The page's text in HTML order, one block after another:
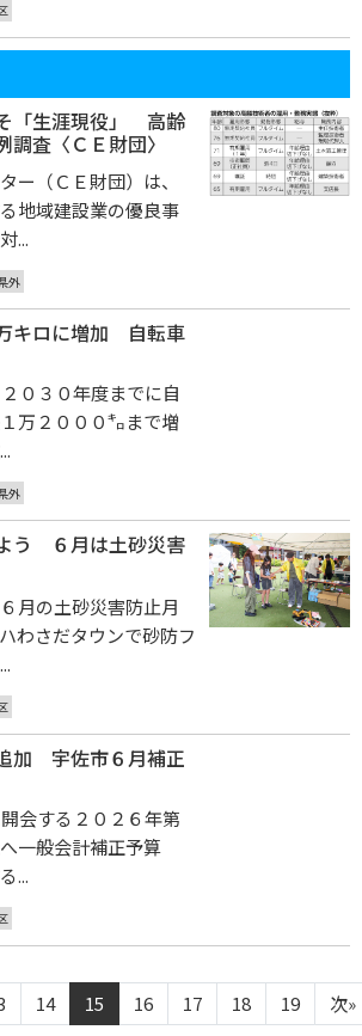
「生涯現役」 高齢
査〈ＣＥ財団〉
ー（ＣＥ財団）は、
地域建設業の優良事
...
外
キロに増加 自転車
０３０年度までに自
万２０００㌔まで増
外
う ６月は土砂災害
月の土砂災害防止月
わさだタウンで砂防フ
加 宇佐市６月補正
会する２０２６年第
一般会計補正予算
...
14 15 16 17 18 19 次»